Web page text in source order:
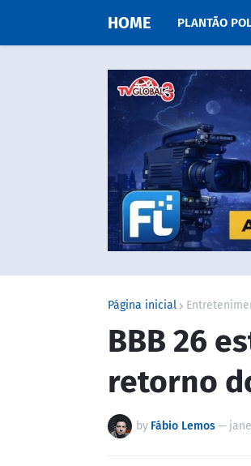
HOME PLANTÃO
Página inicial
BBB 26
retorno
by Fábio Lemos—